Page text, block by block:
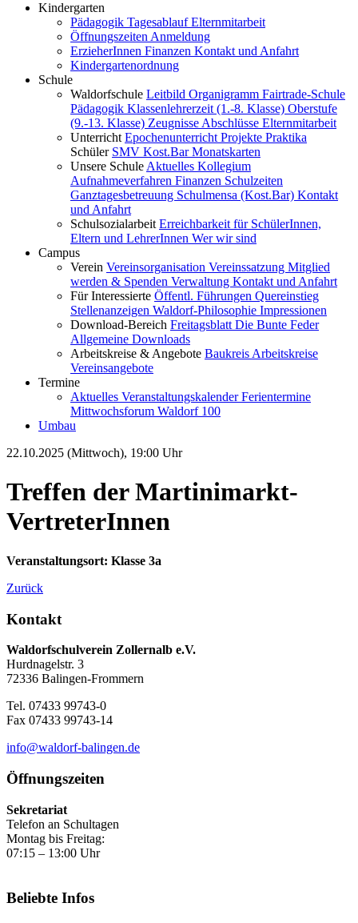
Kindergarten
Pädagogik TagesablaufElternmitarbeit
Öffnungszeiten Anmeldung
ErzieherInnen Finanzen Kontakt und Anfahrt
Kindergartenordnung
Schule
Waldorfschule Leitbild Organigramm Fairtrade-Schule
Pädagogik Klassenlehrerzeit (1.-8. Klasse) Oberstufe
(9.-13. Klasse) Zeugnisse Abschlüsse Elternmitarbeit
Unterricht Epochenunterricht Projekte Praktika
Schüler SMV Kost.BarMonatskarten
Unsere Schule Aktuelles Kollegium
Aufnahmeverfahren Finanzen Schulzeiten
Ganztagesbetreuung Schulmensa (Kost.Bar) Kontakt
und Anfahrt
Schulsozialarbeit Erreichbarkeit für SchülerInnen,
Eltern und LehrerInnen Wer wir sind
Campus
Verein Vereinsorganisation Vereinssatzung Mitglied
werden & Spenden Verwaltung Kontakt und Anfahrt
Für Interessierte Öffentl. Führungen Quereinstieg
Stellenanzeigen Waldorf-Philosophie Impressionen
Download-Bereich Freitagsblatt Die Bunte Feder
Allgemeine Downloads
Arbeitskreise & Angebote Baukreis Arbeitskreise
Vereinsangebote
Termine
Aktuelles VeranstaltungskalenderFerientermine
Mittwochsforum Waldorf 100
Umbau
22.10.2025 (Mittwoch), 19:00 Uhr
Treffen der Martinimarkt-
VertreterInnen
Veranstaltungsort: Klasse 3a
Zurück
Kontakt
Waldorfschulverein Zollernalb e.V.
Hurdnagelstr. 3
72336 Balingen-Frommern
Tel. 07433 99743-0
Fax 07433 99743-14
info@waldorf-balingen.de
Öffnungszeiten
Sekretariat
Telefon an Schultagen
Montag bis Freitag:
07:15 – 13:00 Uhr
Beliebte Infos